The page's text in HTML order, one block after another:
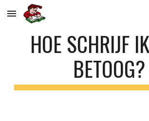
Skip to main content
HOE SCHRIJF
BETOOG?